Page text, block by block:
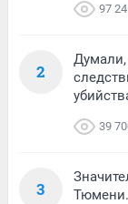
97
2
Думали,
39
3
Тюмени.